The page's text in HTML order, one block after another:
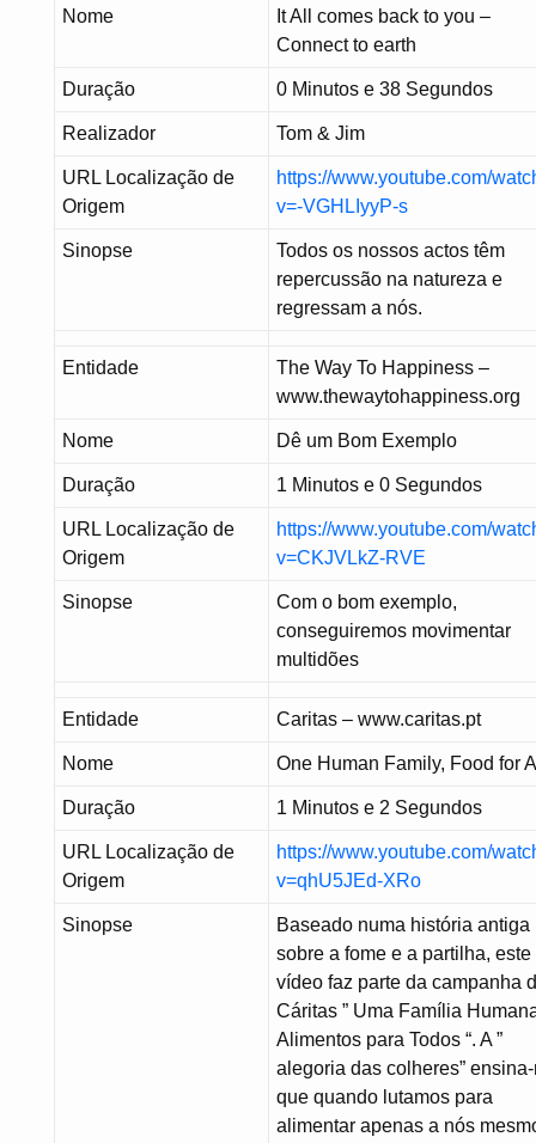
Nome
It All comes back to you –
Connect to earth
Duração 0 Minutos e 38 Segundos
Realizador Tom & Jim
URL Localização de
Origem
https://www.youtube.com/
v=-VGHLIyyP-s
Sinopse
Todos os nossos actos têm
repercussão na natureza e
regressam a nós.
Entidade
The Way To Happiness –
www.thewaytohappiness.org
Nome Dê um Bom Exemplo
Duração 1 Minutos e 0 Segundos
URL Localização de
Origem
https://www.youtube.com/
v=CKJVLkZ-RVE
Sinopse
Com o bom exemplo,
conseguiremos movimentar
multidões
Entidade Caritas – www.caritas.pt
Nome One Human Family, Food for
Duração 1 Minutos e 2 Segundos
URL Localização de
Origem
https://www.youtube.com/
v=qhU5JEd-XRo
Sinopse
Baseado numa história antiga
sobre a fome e a partilha, este
vídeo faz parte da campanha
Cáritas ” Uma Família
Alimentos para Todos “. A ”
alegoria das colheres”
que quando lutamos para
alimentar apenas a nós